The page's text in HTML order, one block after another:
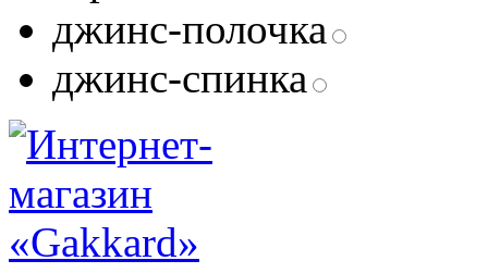
джинс-полочка
джинс-спинка